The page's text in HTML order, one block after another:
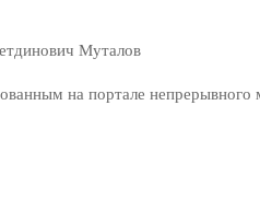
Муталов
на портале